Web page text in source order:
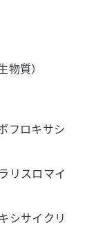
物質）
フロキサシ
リスロマイ
シサイクリ